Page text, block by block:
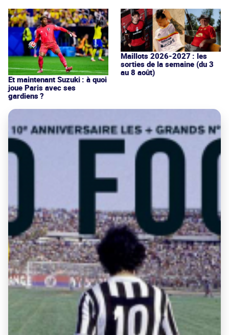
Et maintenant Suzuki : à quoi
joue Paris avec ses
gardiens ?
Maillots 2026-2027 : les
sorties de la semaine (du 3
au 8 août)